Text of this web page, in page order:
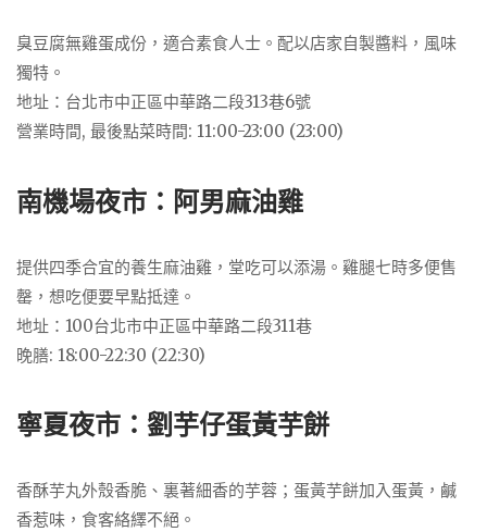
臭豆腐無雞蛋成份，適合素食人士。配以店家自製醬料，風味
獨特。
地址：台北市中正區中華路二段313巷6號
營業時間, 最後點菜時間: 11:00-23:00 (23:00)
南機場夜市：阿男麻油雞
提供四季合宜的養生麻油雞，堂吃可以添湯。雞腿七時多便售
罄，想吃便要早點抵達。
地址：100台北市中正區中華路二段311巷
晚膳: 18:00-22:30 (22:30)
寧夏夜市：劉芋仔蛋黃芋餅
香酥芋丸外殼香脆、裏著細香的芋蓉；蛋黃芋餅加入蛋黃，鹹
香惹味，食客絡繹不絕。